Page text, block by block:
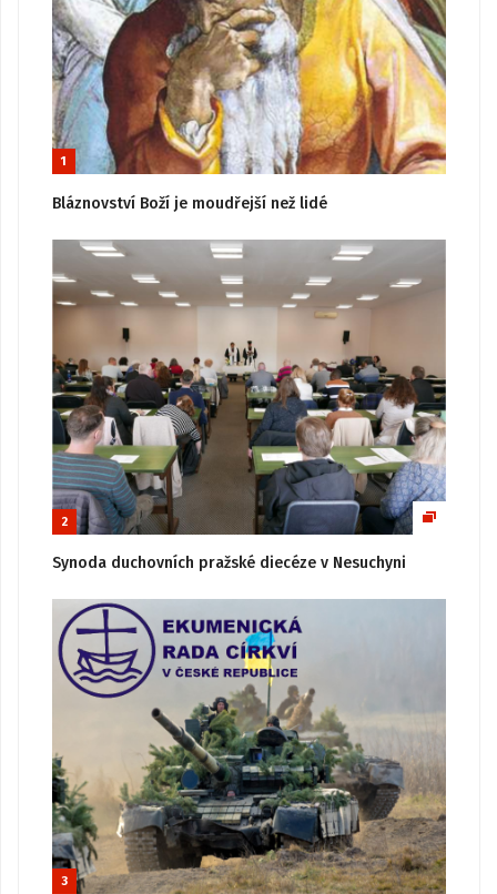
1
Bláznovství Boží je moudřejší než lidé
2
Synoda duchovních pražské diecéze v Nesuchyni
3